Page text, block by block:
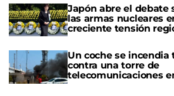
Japón abre el debate
las armas nucleares
creciente tensión
Un coche se incendia
contra una torre de
telecomunicaciones